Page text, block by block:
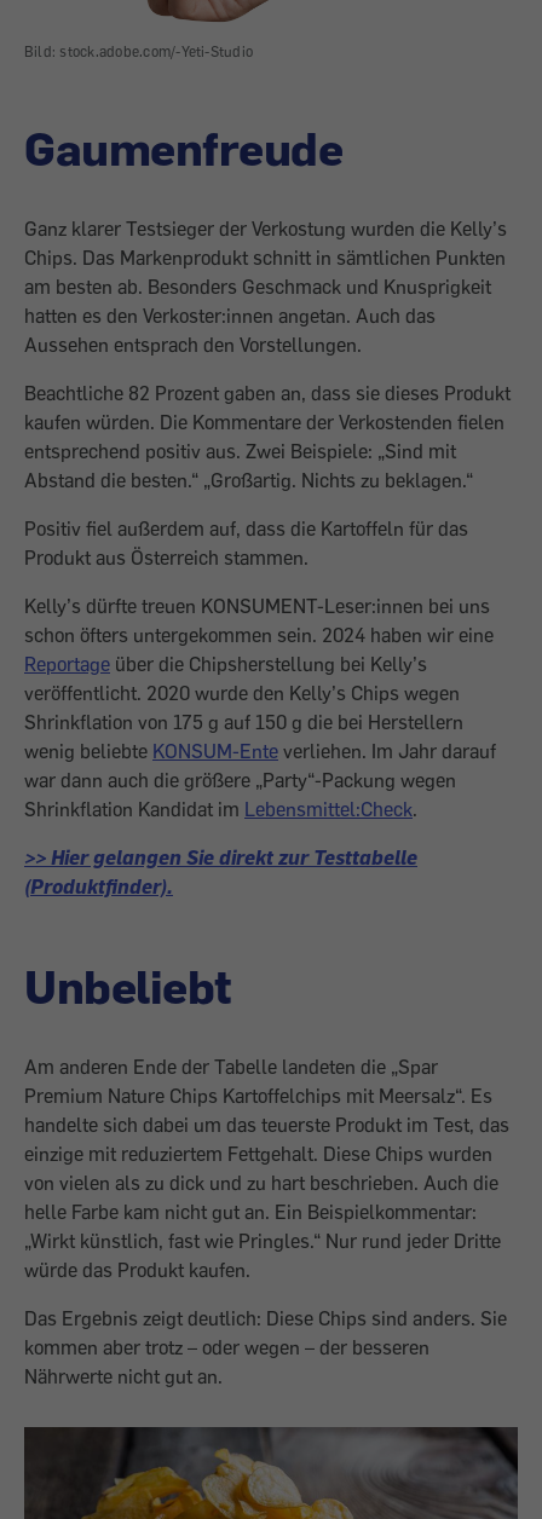
Bild: stock.adobe.com/-Yeti-Studio
Gaumenfreude
Ganz klarer Testsieger der Verkostung wurden die Kelly’s
Chips. Das Markenprodukt schnitt in sämtlichen Punkten
am besten ab. Besonders Geschmack und Knusprigkeit
hatten es den Verkoster:innen angetan. Auch das
Aussehen entsprach den Vorstellungen.
Beachtliche 82 Prozent gaben an, dass sie dieses Produkt
kaufen würden. Die Kommentare der Verkostenden fielen
entsprechend positiv aus. Zwei Beispiele: „Sind mit
Abstand die besten.“ „Großartig. Nichts zu beklagen.“
Positiv fiel außerdem auf, dass die Kartoffeln für das
Produkt aus Österreich stammen.
Kelly’s dürfte treuen KONSUMENT-Leser:innen bei uns
schon öfters untergekommen sein. 2024 haben wir eine
Reportage über die Chipsherstellung bei Kelly’s
veröffentlicht. 2020 wurde den Kelly’s Chips wegen
Shrinkflation von 175 g auf 150 g die bei Herstellern
wenig beliebte KONSUM-Ente verliehen. Im Jahr darauf
war dann auch die größere „Party“-Packung wegen
Shrinkflation Kandidat im Lebensmittel:Check.
>> Hier gelangen Sie direkt zur Testtabelle
(Produktfinder).
Unbeliebt
Am anderen Ende der Tabelle landeten die „Spar
Premium Nature Chips Kartoffelchips mit Meersalz“. Es
handelte sich dabei um das teuerste Produkt im Test, das
einzige mit reduziertem Fettgehalt. Diese Chips wurden
von vielen als zu dick und zu hart beschrieben. Auch die
helle Farbe kam nicht gut an. Ein Beispielkommentar:
„Wirkt künstlich, fast wie Pringles.“ Nur rund jeder Dritte
würde das Produkt kaufen.
Das Ergebnis zeigt deutlich: Diese Chips sind anders. Sie
kommen aber trotz – oder wegen – der besseren
Nährwerte nicht gut an.